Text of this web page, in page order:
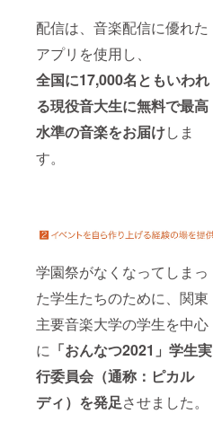
配信は、音楽配信に優れた
アプリを使用し、
全国に17,000名ともいわれ
る現役音大生に無料で最高
水準の音楽をお届けしま
す。
学園祭がなくなってしまっ
た学生たちのために、関東
主要音楽大学の学生を中心
に 「おんなつ2021」学生実
行委員会（通称：ピカル
ディ）を発足させました。